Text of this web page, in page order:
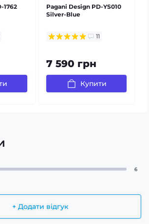
1762
безкоштовна доставка
гарантія 12 міс
Pagani Design PD-YS010
Silver-Blue
11
7 590 грн
Купити
+ Додати відгук
6